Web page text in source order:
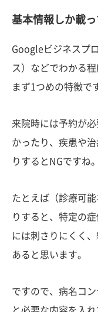
基本情報しか載
Googleビジネスプ
ス）などでわかる
まず1つめの特徴で
来院時には予約が
かったり、疾患や
りするとNGですね。
たとえば（診療可
りすると、特定の
には刺さりにくく
あると思います。
ですので、病名コ
と必要な内容を入